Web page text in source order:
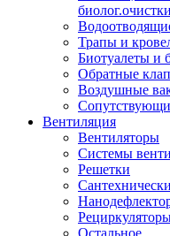
биолог.очистки
Трапы и
Биотуалеты и
Обратные
Воздушные
Вентиляция
Вентиляторы
Системы
Решетки
Остальное